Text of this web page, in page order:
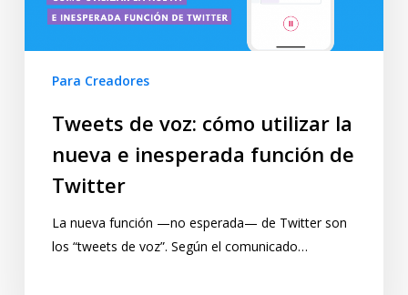
Para Creadores
Tweets de voz: cómo utilizar la
nueva e inesperada función de
Twitter
La nueva función —no esperada— de Twitter son
los “tweets de voz”. Según el comunicado…